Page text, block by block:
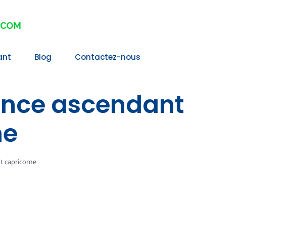
Blog Contactez-nous
ascendant
capricorne